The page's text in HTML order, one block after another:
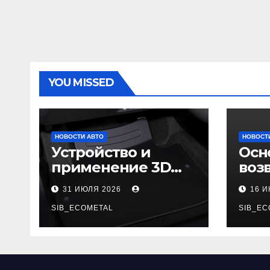
YOU MISSED
НОВОСТИ АВТО
Устройство и
применение 3D
автомобильных
ковриков
31 ИЮЛЯ 2026
SIB_ECOMETAL
16